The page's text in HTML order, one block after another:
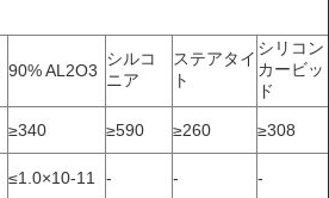
90% AL2O3
シルコ
ニア
ステアタイ
ト
シリコン
カービッ
ド
≥340 ≥590 ≥260 ≥308
≤1.0×10-11 - -
-